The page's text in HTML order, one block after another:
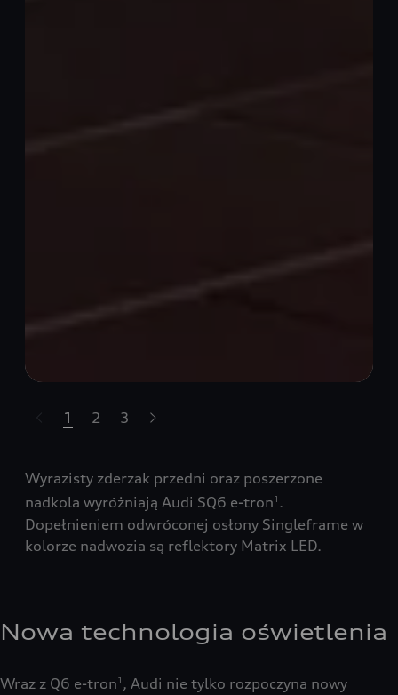
karuzelę
1 2 3
Wyrazisty zderzak przedni oraz poszerzone
nadkola wyróżniają Audi SQ6 e-tron1 .
Dopełnieniem odwróconej osłony Singleframe w
kolorze nadwozia są reflektory Matrix LED.
Nowa technologia oświetlenia
Wraz z Q6 e-tron1 , Audi nie tylko rozpoczyna nowy